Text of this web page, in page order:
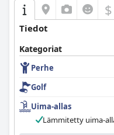
$
Tiedot
Kategoriat
Perhe
Golf
Uima-allas
Lämmitetty uima-